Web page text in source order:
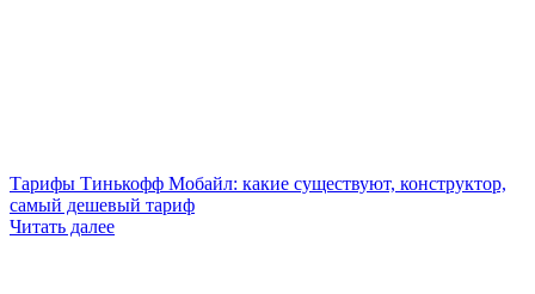
Тарифы Тинькофф Мобайл: какие существуют, конструктор,
самый дешевый тариф
Читать далее